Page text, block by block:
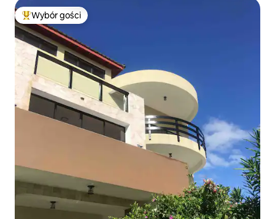
Najpopularniejsze z kategorii Wybór gości
Wybór gości